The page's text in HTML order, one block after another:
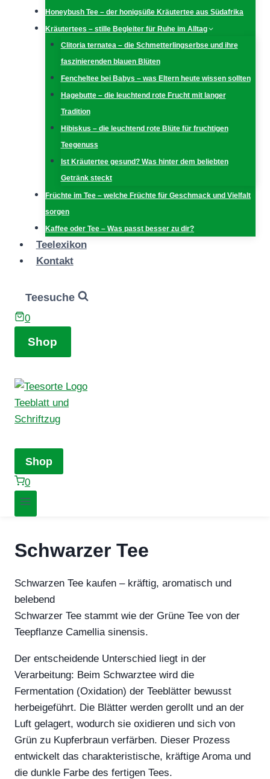
Honeybush Tee – der honigsüße Kräutertee aus Südafrika
Kräutertees – stille Begleiter für Ruhe im Alltag
Clitoria ternatea – die Schmetterlingserbse und ihre
faszinierenden blauen Blüten
Fencheltee bei Babys – was Eltern heute wissen sollten
Hagebutte – die leuchtend rote Frucht mit langer
Tradition
Hibiskus – die leuchtend rote Blüte für fruchtigen
Teegenuss
Ist Kräutertee gesund? Was hinter dem beliebten
Getränk steckt
Früchte im Tee – welche Früchte für Geschmack und Vielfalt
sorgen
Kaffee oder Tee – Was passt besser zu dir?
Teelexikon
Kontakt
Teesuche
0
Shop
Shop
0
Schwarzer Tee
Schwarzen Tee kaufen – kräftig, aromatisch und
belebend
Schwarzer Tee stammt wie der Grüne Tee von der
Teepflanze Camellia sinensis.
Der entscheidende Unterschied liegt in der
Verarbeitung: Beim Schwarztee wird die
Fermentation (Oxidation) der Teeblätter bewusst
herbeigeführt. Die Blätter werden gerollt und an der
Luft gelagert, wodurch sie oxidieren und sich von
Grün zu Kupferbraun verfärben. Dieser Prozess
entwickelt das charakteristische, kräftige Aroma und
die dunkle Farbe des fertigen Tees.